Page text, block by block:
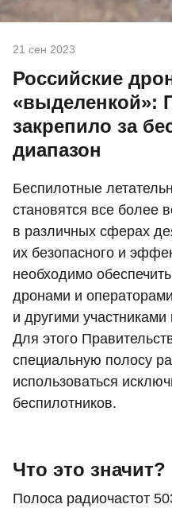
21 сен 2023
Российские
«выделенкой»:
закрепило за
диапазон
Беспилотные
становятся все более
в различных сферах
их безопасного и
необходимо
дронами и
и другими
Для этого
специальную полосу
использоваться
беспилотников.
Что это значит?
Полоса радиочастот